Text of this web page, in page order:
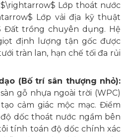
Lớp thoát nước
Lớp vải địa kỹ thuật
Đất trồng chuyên dụng. Hệ
định lượng tận gốc được
tràn lan, hạn chế tối đa rủi
(Bố trí sân thượng nhỏ):
gỗ nhựa ngoài trời (WPC)
cảm giác mộc mạc. Điểm
dốc thoát nước ngầm bên
tính toán độ dốc chính xác